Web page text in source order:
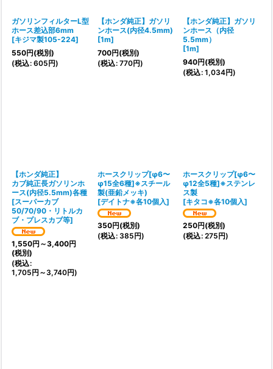
ガソリンフィルターL型
ホース差込部6mm
[キジマ製105-224]
550円(税別)
(税込: 605円)
【ホンダ純正】ガソリ
ンホース(内径4.5mm)
[1m]
700円(税別)
(税込: 770円)
【ホンダ純正】ガソリ
ンホース（内径
5.5mm）
[1m]
940円(税別)
(税込: 1,034円)
【ホンダ純正】
カブ純正長ガソリンホ
ース(内径5.5mm)各種
[スーパーカブ
50/70/90・リトルカ
ブ・プレスカブ等]
1,550円 ～3,400円
(税別)
(税込:
1,705円 ～3,740円)
ホースクリップ[φ6〜
φ15全6種]※スチール
製(亜鉛メッキ)
[デイトナ※各10個入]
350円(税別)
(税込: 385円)
ホースクリップ[φ6〜
φ12全5種]※ステンレ
ス製
[キタコ※各10個入]
250円(税別)
(税込: 275円)